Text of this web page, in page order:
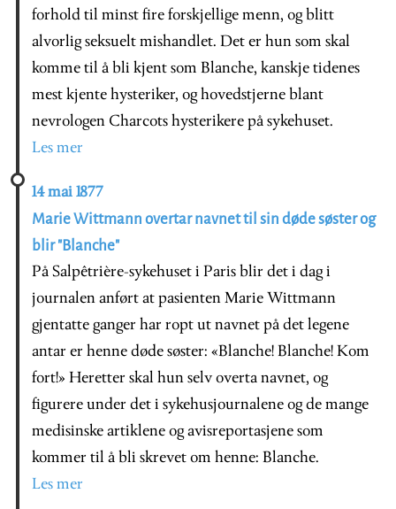
forhold til minst fire forskjellige menn, og blitt
alvorlig seksuelt mishandlet. Det er hun som skal
komme til å bli kjent som Blanche, kanskje tidenes
mest kjente hysteriker, og hovedstjerne blant
nevrologen Charcots hysterikere på sykehuset.
Les mer
14 mai 1877
Marie Wittmann overtar navnet til sin døde søster og
blir "Blanche"
På Salpêtrière-sykehuset i Paris blir det i dag i
journalen anført at pasienten Marie Wittmann
gjentatte ganger har ropt ut navnet på det legene
antar er henne døde søster: «Blanche! Blanche! Kom
fort!» Heretter skal hun selv overta navnet, og
figurere under det i sykehusjournalene og de mange
medisinske artiklene og avisreportasjene som
kommer til å bli skrevet om henne: Blanche.
Les mer